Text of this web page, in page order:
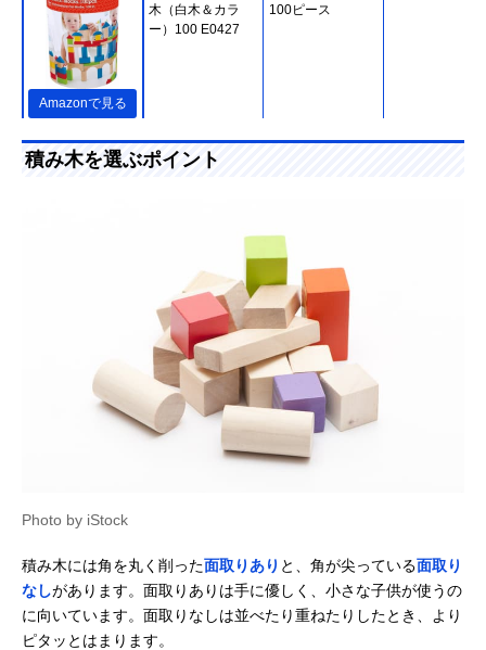
Amazonで見る
木（白木＆カラ
ー）100 E0427
100ピース
ピープル お米のど
うぶつつみき いろ
素材にお米を使っ
あり
Amazonで見る
アガツマ ピノチオ
アンパンマン 天才
脳筒入りつみ木
男の子にも女の子
にも人気のキャラ
クター商品
Amazonで見る
エド・インター 音
いっぱいつみき
遊び方いろいろの
音が鳴る積み木
WK-33
Amazonで見る
Cuboro(キュボロ)
STANDARD 32
the medium
積み木とビー玉遊
びを楽しめるセッ
記載未確認
積み木を選ぶポイント
Photo by iStock
積み木には角を丸く削った面取りあり と、角が尖っている面取り
なしがあります。面取りありは手に優しく、小さな子供が使うの
に向いています。面取りなしは並べたり重ねたりしたとき、より
ピタッとはまります。